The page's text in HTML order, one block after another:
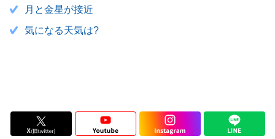
月と金星が接近
気になる天気は?